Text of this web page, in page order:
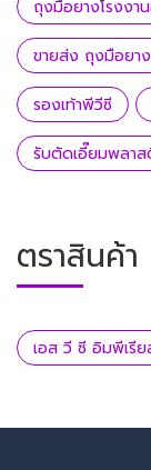
ถุงมือยางโรงงา
ขายส่ง ถุงมือยาง
รองเท้าพีวีซี
รับตัดเอี๊ยมพลา
ตราสินค้า
เอส วี ซี อิมพีเรี